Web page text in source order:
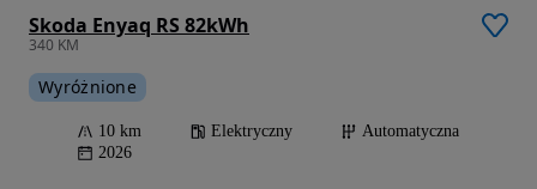
Skoda Enyaq RS 82kWh
340 KM
Wyróżnione
10 km Elektryczny
Automatyczna
2026